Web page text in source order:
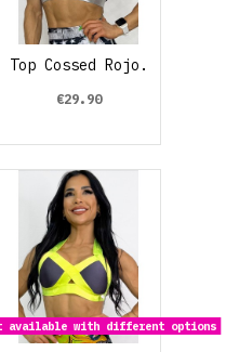
Top Cossed Rojo.
€29.90
available with different options